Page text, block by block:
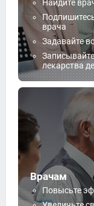
Найдите
врача
Задавайте
лекарства
Врачам
Повысьте